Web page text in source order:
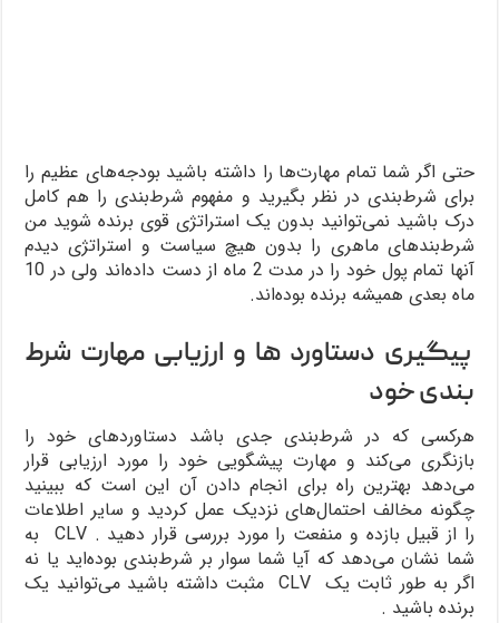
حتی اگر شما تمام مهارت‌ها را داشته باشید بودجه‌های عظیم را
برای شرط‌بندی در نظر بگیرید و مفهوم شرط‌بندی را هم کامل
درک باشید نمی‌توانید بدون یک استراتژی قوی برنده شوید من
شرط‌بند‌های ماهری را بدون هیچ سیاست و استراتژی دیدم
آنها تمام پول خود را در مدت 2 ماه از دست داده‌اند ولی در 10
ماه بعدی همیشه برنده بوده‌اند.
پیگیری دستاورد ها و ارزیابی مهارت شرط
بندی خود
هرکسی که در شرط‌بندی جدی باشد دستاورد‌های خود را
بازنگری می‌کند و مهارت پیشگویی خود را مورد ارزیابی قرار
می‌دهد بهترین راه برای انجام دادن آن این است که ببینید
چگونه مخالف احتمال‌های نزدیک عمل کردید و سایر اطلاعات
را از قبیل بازده و منفعت را مورد بررسی قرار دهید . CLV به
شما نشان می‌دهد که آیا شما سوار بر شرط‌بندی بوده‌اید یا نه
اگر به طور ثابت یک CLV مثبت داشته باشید می‌توانید یک
برنده باشید .